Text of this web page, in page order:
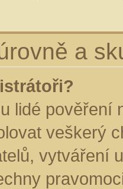
a
lidé pověření
veškerý
vytváření